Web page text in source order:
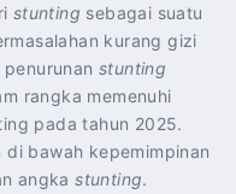
stunting sebagai suatu
kurang gizi
stunting
rangka memenuhi
pada tahun 2025.
bawah kepemimpinan
angkastunting.